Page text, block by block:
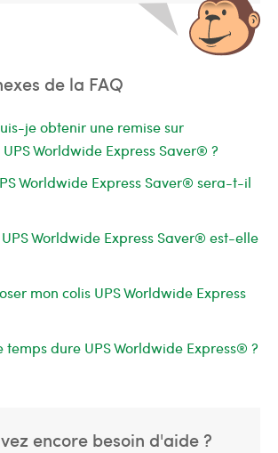
de la FAQ
je obtenir une remise sur
Worldwide Express Saver® ?
Worldwide Express Saver® sera-t-il
Worldwide Express Saver® est-elle
mon colis UPS Worldwide Express
temps dure UPS Worldwide Express® ?
encore besoin d'aide ?